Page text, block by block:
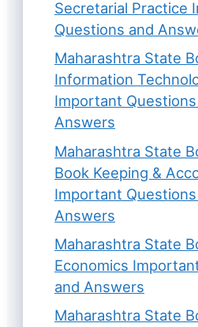
Secretarial Practice
Questions and
Maharashtra State
Information
Important
Answers
Maharashtra State
Book Keeping &
Important
Answers
Maharashtra State
Economics
and Answers
Maharashtra State